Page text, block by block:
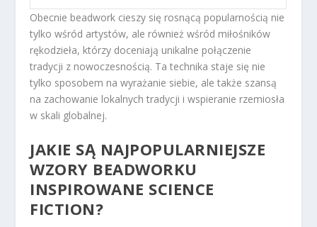
Obecnie beadwork cieszy się rosnącą popularnością nie
tylko wśród artystów, ale również wśród miłośników
rękodzieła, którzy doceniają unikalne połączenie
tradycji z nowoczesnością. Ta technika staje się nie
tylko sposobem na wyrażanie siebie, ale także szansą
na zachowanie lokalnych tradycji i wspieranie rzemiosła
w skali globalnej.
JAKIE SĄ NAJPOPULARNIEJSZE
WZORY BEADWORKU
INSPIROWANE SCIENCE
FICTION?